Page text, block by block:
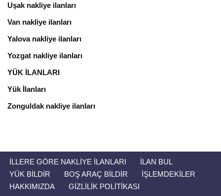
Uşak nakliye ilanları
Van nakliye ilanları
Yalova nakliye ilanları
Yozgat nakliye ilanları
YÜK İLANLARI
Yük İlanları
Zonguldak nakliye ilanları
İLLERE GÖRE NAKLIYE İLANLARI
İLAN BUL
YÜK BILDIR
BOŞ ARAÇ BILDIR
İŞLEMDEKİLER
HAKKIMIZDA
GIZLILIK POLITIKASI